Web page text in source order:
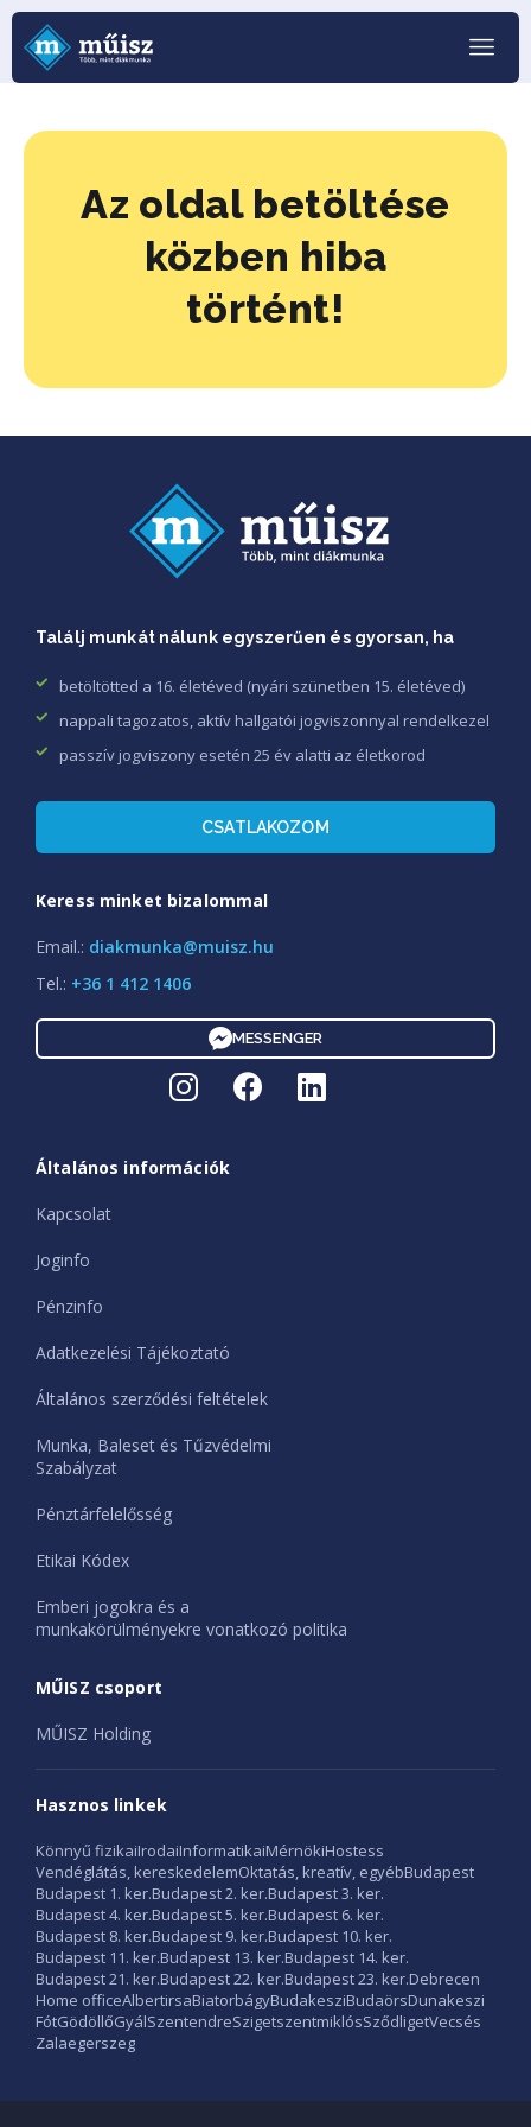
Az oldal betöltése
közben hiba
történt!
Találj munkát nálunk egyszerűen és gyorsan, ha
betöltötted a 16. életéved (nyári szünetben 15. életéved)
nappali tagozatos, aktív hallgatói jogviszonnyal rendelkezel
passzív jogviszony esetén 25 év alatti az életkorod
CSATLAKOZOM
Keress minket bizalommal
Email.: diakmunka@muisz.hu
Tel.: +36 1 412 1406
MESSENGER
Általános információk
Kapcsolat
Joginfo
Pénzinfo
Adatkezelési Tájékoztató
Általános szerződési feltételek
Munka, Baleset és Tűzvédelmi
Szabályzat
Pénztárfelelősség
Etikai Kódex
Emberi jogokra és a
munkakörülményekre vonatkozó politika
MŰISZ csoport
MŰISZ Holding
Hasznos linkek
Könnyű fizikaiIrodaiInformatikaiMérnökiHostess
Vendéglátás, kereskedelemOktatás, kreatív, egyébBudapest
Budapest 1. ker.Budapest 2. ker.Budapest 3. ker.
Budapest 4. ker.Budapest 5. ker.Budapest 6. ker.
Budapest 8. ker.Budapest 9. ker.Budapest 10. ker.
Budapest 11. ker.Budapest 13. ker.Budapest 14. ker.
Budapest 21. ker.Budapest 22. ker.Budapest 23. ker.Debrecen
Home officeAlbertirsaBiatorbágyBudakesziBudaörsDunakeszi
FótGödöllőGyálSzentendreSzigetszentmiklósSződligetVecsés
Zalaegerszeg